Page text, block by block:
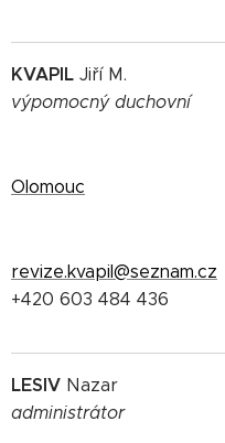
KVAPIL Jiří M.
výpomocný duchovní
Olomouc
revize.kvapil@seznam.cz
+420 603 484 436
LESIV Nazar
administrátor